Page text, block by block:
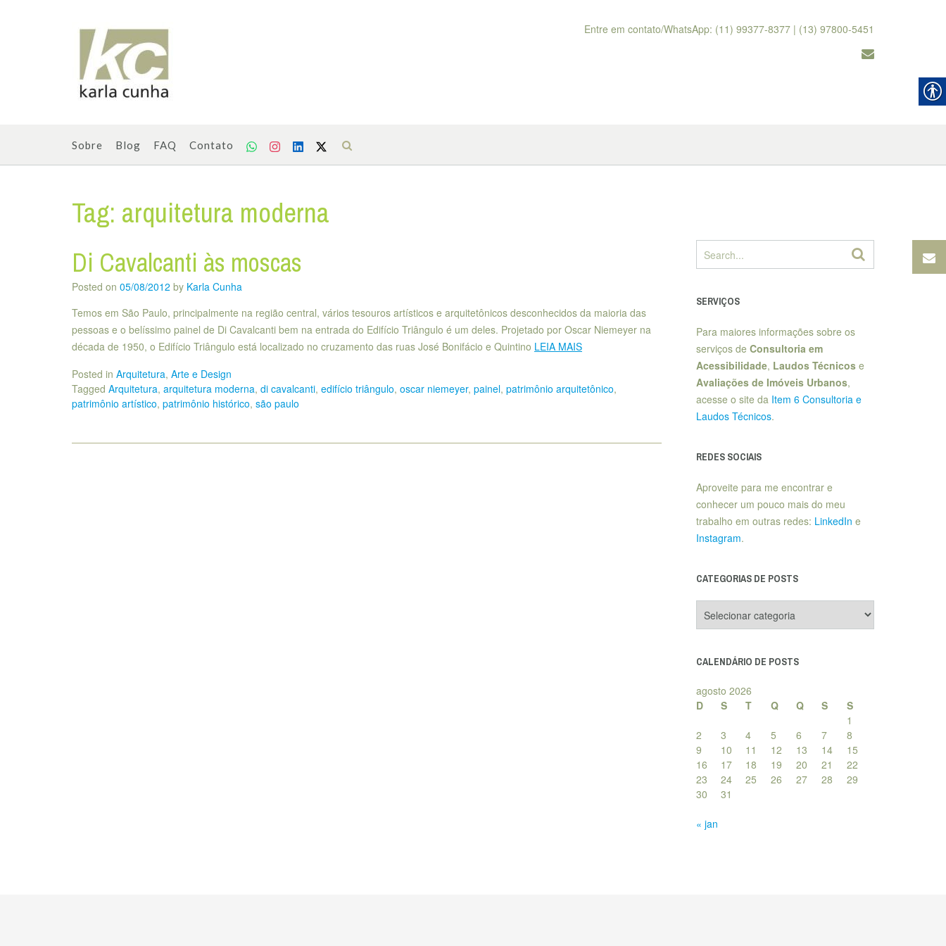
Entre em contato/WhatsApp: (11) 99377-8377 | (13) 97800-5451
Sobre Blog FAQ Contato
Tag: arquitetura moderna
Di Cavalcanti às moscas
Posted on 05/08/2012 by Karla Cunha
Temos em São Paulo, principalmente na região central, vários tesouros artísticos e arquitetônicos desconhecidos da maioria das
pessoas e o belíssimo painel de Di Cavalcanti bem na entrada do Edifício Triângulo é um deles. Projetado por Oscar Niemeyer na
década de 1950, o Edifício Triângulo está localizado no cruzamento das ruas José Bonifácio e Quintino LEIA MAIS
Posted in Arquitetura, Arte e Design
Tagged Arquitetura, arquitetura moderna, di cavalcanti, edifício triângulo, oscar niemeyer, painel, patrimônio arquitetônico,
patrimônio artístico, patrimônio histórico, são paulo
SERVIÇOS
Para maiores informações sobre os
serviços de Consultoria em
Acessibilidade, Laudos Técnicose
Avaliações de Imóveis Urbanos,
acesse o site da Item 6 Consultoria e
Laudos Técnicos.
REDES SOCIAIS
Aproveite para me encontrar e
conhecer um pouco mais do meu
trabalho em outras redes: LinkedIn e
Instagram.
CATEGORIAS DE POSTS
de
CALENDÁRIO DE POSTS
agosto 2026
D
S T Q Q S
S
1
2
3 4 5 6 7
8
9
10 11 12 13 14
15
16
17 18 19 20 21
22
23
24 25 26 27 28
29
30
31
« jan